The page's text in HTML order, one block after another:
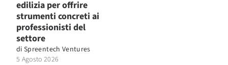
edilizia per offrire
strumenti concreti ai
professionisti del
settore
di Spreentech Ventures
5 Agosto 2026